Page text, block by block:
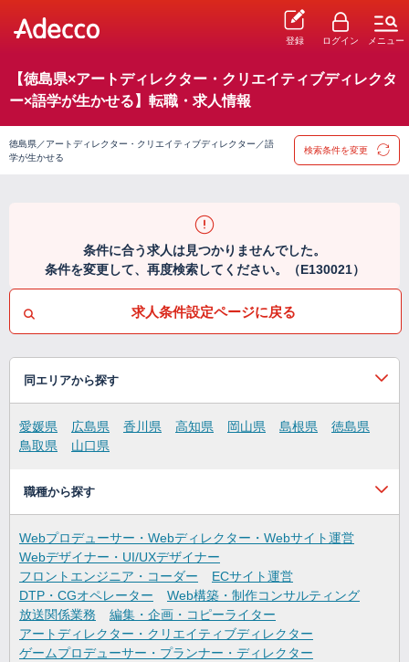
登録 ログイン メニュー
【徳島県×アートディレクター・クリエイティブディレクタ
ー×語学が生かせる】転職・求人情報
徳島県／アートディレクター・クリエイティブディレクター／語
学が生かせる
検索条件を変更
条件に合う求人は見つかりませんでした。
条件を変更して、再度検索してください。（E130021）
求人条件設定ページに戻る
同エリアから探す
愛媛県 広島県 香川県 高知県 岡山県 島根県
徳島県
鳥取県
山口県
職種から探す
Webプロデューサー・Webディレクター・Webサイト運営
Webデザイナー・UI/UXデザイナー
フロントエンジニア・コーダー
ECサイト運営
DTP・CGオペレーター
Web構築・制作コンサルティング
放送関係業務
編集・企画・コピーライター
アートディレクター・クリエイティブディレクター
ゲームプロデューサー・プランナー・ディレクター